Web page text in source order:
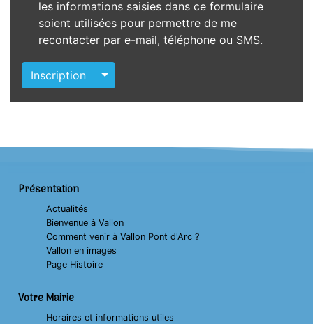
les informations saisies dans ce formulaire
soient utilisées pour permettre de me
recontacter par e-mail, téléphone ou SMS.
Inscription Autres actions
Présentation
Actualités
Bienvenue à Vallon
Comment venir à Vallon Pont d'Arc ?
Vallon en images
Page Histoire
Votre Mairie
Horaires et informations utiles